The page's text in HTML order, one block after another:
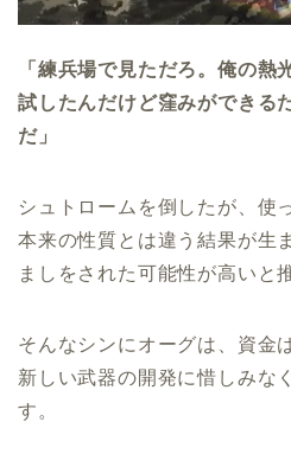
「練兵場で見ただろ。俺の熱
試したんだけど窪みができる
だ」
シュトロームを倒したが、使
本来の性質とは違う結果が生
ましをされた可能性が高いと
そんなシンにオーグは、資金
新しい武器の開発に惜しみな
す。